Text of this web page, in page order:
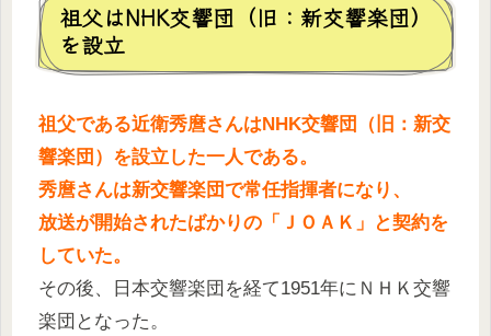
祖父はNHK交響団（旧：新交響楽団）
を設立
祖父である近衛秀麿さんはNHK交響団（旧：新交
響楽団）を設立した一人である。
秀麿さんは新交響楽団で常任指揮者になり、
放送が開始されたばかりの「ＪＯＡＫ」と契約を
していた。
その後、日本交響楽団を経て1951年にＮＨＫ交響
楽団となった。